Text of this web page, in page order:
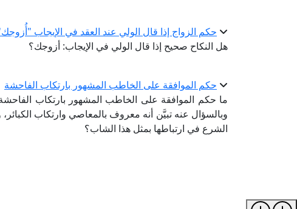
حكم الزواج إذا قال الولي عند العقد في الإيجاب
هل النكاح صحيح إذا قال الولي في الإيجاب: أزوجك؟
حكم الموافقة على الخاطب المشهور بارتكاب الفاحشة
ما حكم الموافقة على الخاطب المشهور بارتكاب
وبالسؤال عنه تبيَّن أنه معروف بالمعاصي وارتكاب
الشرع في ارتباطها بمثل هذا الشاب؟